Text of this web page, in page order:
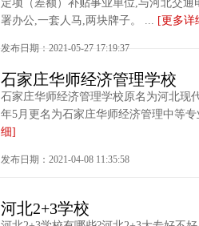
定项（差额）补贴事业单位,与河北交
署办公,一套人马,两块牌子。 ... [更多详
发布日期：2021-05-27 17:19:37
石家庄华师经济管理学校
石家庄华师经济管理学校原名为河北现
年5月更名为石家庄华师经济管理中等
细]
发布日期：2021-04-08 11:35:58
河北2+3学校